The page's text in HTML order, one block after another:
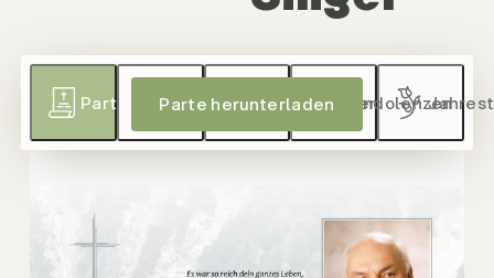
Parte SterbebildGedenkkerzenKondolenzen
Parte herunterladen